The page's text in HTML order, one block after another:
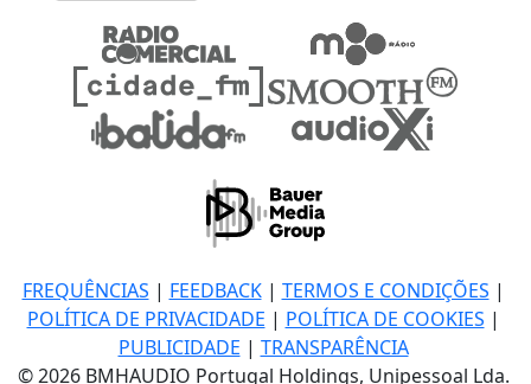
FREQUÊNCIAS | FEEDBACK| TERMOS E CONDIÇÕES |
POLÍTICA DE PRIVACIDADE | POLÍTICA DE COOKIES |
PUBLICIDADE | TRANSPARÊNCIA
© 2026 BMHAUDIO Portugal Holdings, Unipessoal Lda.